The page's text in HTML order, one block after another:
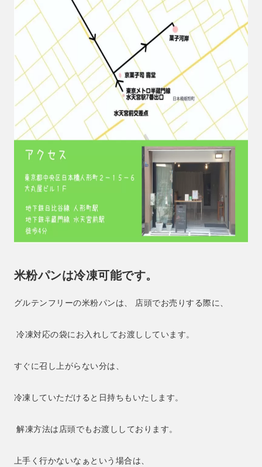
米粉パンは冷凍可能です。
グルテンフリーの米粉パンは、 店頭でお売りする際に、
冷凍対応の袋にお入れしてお渡ししています。
すぐに召し上がらない分は、
冷凍していただけると日持ちもいたします。
解凍方法は店頭でもお渡ししております。
上手く行かないなぁという場合は、